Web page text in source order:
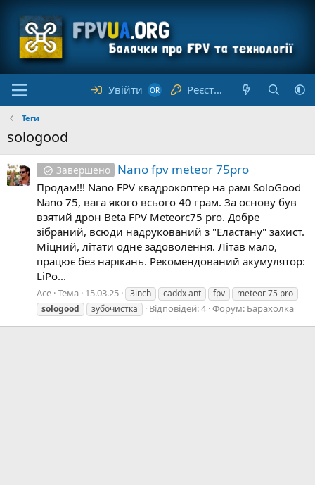
Увійти Реєстрація
Теги
sologood
Завершено Nano fpv meteor 75pro
Продам!!! Nano FPV квадрокоптер на рамі SoloGood
Nano 75, вага якого всього 40 грам. За основу був
взятий дрон Beta FPV Meteorc75 pro. Добре
зібраний, всюди надрукований з "Еластану" захист.
Міцний, літати одне задоволення. Літав мало,
працює без нарікань. Рекомендований акумулятор:
LiPo...
Ace Тема 15.03.25 3inch caddx ant fpv
meteor 75 pro
sologood
зубочистка Відповідей: 4 Форум: Барахолка